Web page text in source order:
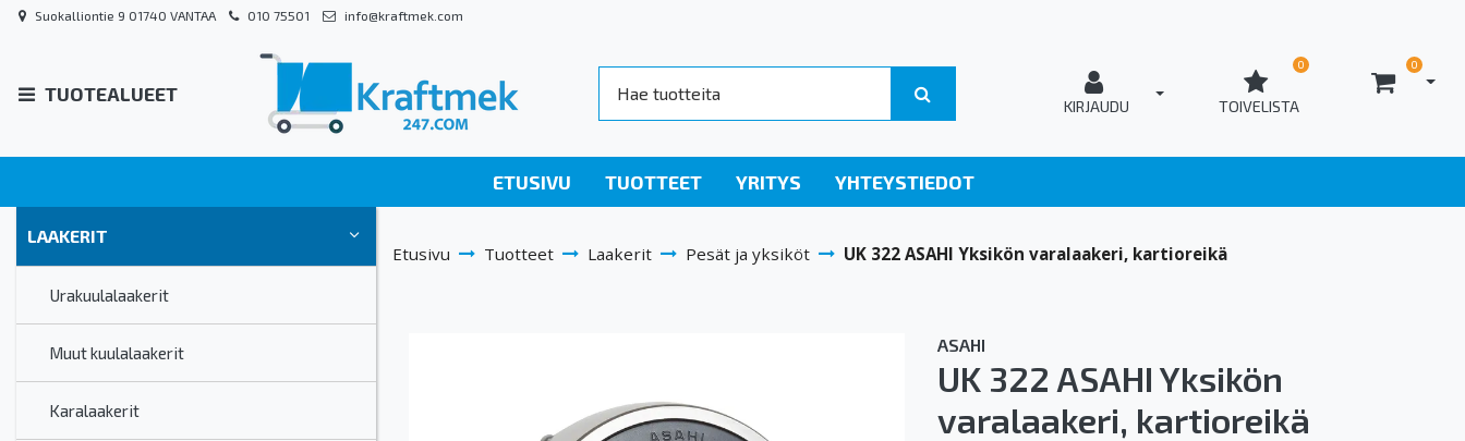
Suokalliontie 9 01740 VANTAA 010 75501 info@kraftmek.com
TUOTEALUEET
KIRJAUDU
T_OPEN_LOGIN
TOIVELISTA
0 0
ETUSIVU TUOTTEET YRITYS YHTEYSTIEDOT
LAAKERIT
Urakuulalaakerit
Muut kuulalaakerit
Karalaakerit
Etusivu Tuotteet Laakerit Pesät ja yksiköt UK 322 ASAHI Yksikön varalaakeri, kartioreikä
ASAHI
UK 322 ASAHI Yksikön
varalaakeri, kartioreikä